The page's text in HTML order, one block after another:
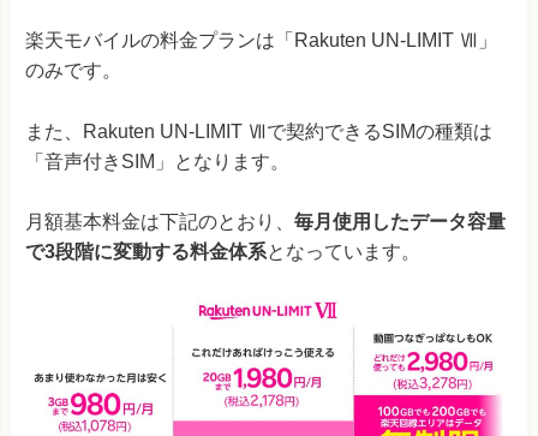
楽天モバイルの料金プランは「Rakuten UN-LIMIT Ⅶ」
のみです。
また、Rakuten UN-LIMIT Ⅶで契約できるSIMの種類は
「音声付きSIM」となります。
月額基本料金は下記のとおり、 毎月使用したデータ容量
で3段階に変動する料金体系となっています。